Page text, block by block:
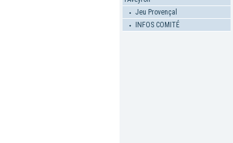
Jeu Provençal
INFOS COMITÉ